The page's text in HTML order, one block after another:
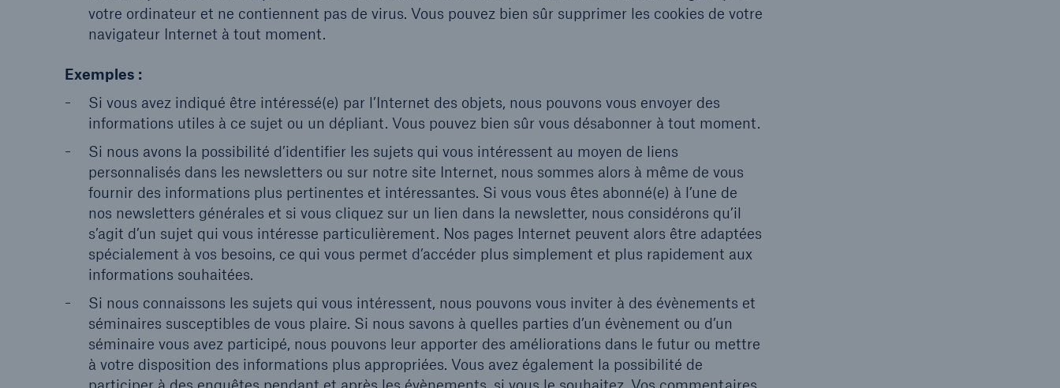
votre ordinateur et ne contiennent pas de virus. Vous pouvez bien sûr supprimer les cookies de votre
navigateur Internet à tout moment.
Exemples :
Si vous avez indiqué être intéressé(e) par l’Internet des objets, nous pouvons vous envoyer des
informations utiles à ce sujet ou un dépliant. Vous pouvez bien sûr vous désabonner à tout moment.
Si nous avons la possibilité d’identifier les sujets qui vous intéressent au moyen de liens
personnalisés dans les newsletters ou sur notre site Internet, nous sommes alors à même de vous
fournir des informations plus pertinentes et intéressantes. Si vous vous êtes abonné(e) à l’une de
nos newsletters générales et si vous cliquez sur un lien dans la newsletter, nous considérons qu’il
s’agit d’un sujet qui vous intéresse particulièrement. Nos pages Internet peuvent alors être adaptées
spécialement à vos besoins, ce qui vous permet d’accéder plus simplement et plus rapidement aux
informations souhaitées.
Si nous connaissons les sujets qui vous intéressent, nous pouvons vous inviter à des évènements et
séminaires susceptibles de vous plaire. Si nous savons à quelles parties d’un évènement ou d’un
séminaire vous avez participé, nous pouvons leur apporter des améliorations dans le futur ou mettre
à votre disposition des informations plus appropriées. Vous avez également la possibilité de